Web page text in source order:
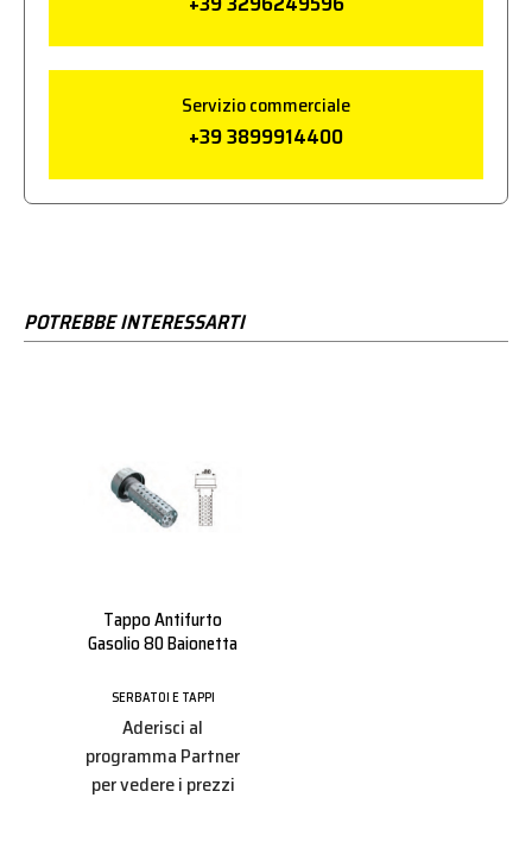
Servizio commerciale
+39 3899914400
POTREBBE INTERESSARTI
Tappo Antifurto
Gasolio 80 Baionetta
SERBATOI E TAPPI
Aderisci al
programma Partner
per vedere i prezzi